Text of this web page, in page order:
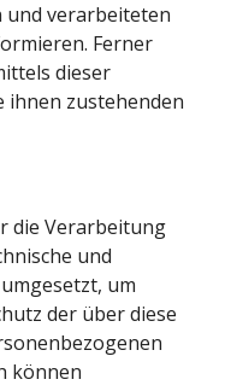
verarbeiteten
Ferner
dieser
ihnen zustehenden
die Verarbeitung
und
um
der über diese
können